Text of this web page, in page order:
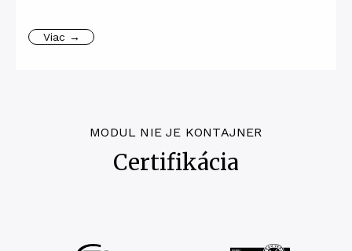
Viac →
MODUL NIE JE KONTAJNER
Certifikácia